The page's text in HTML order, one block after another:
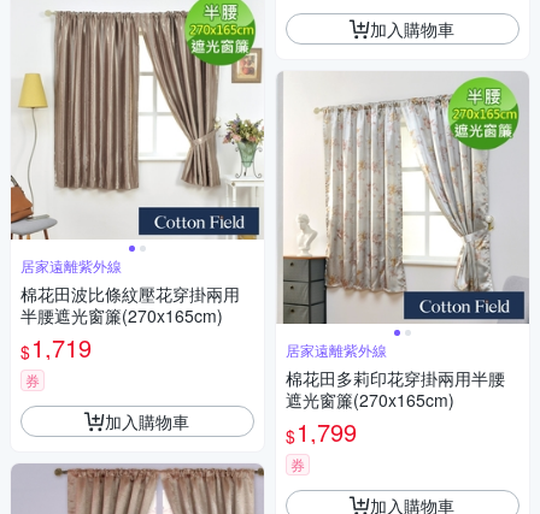
居家遠離紫外線
棉花田波比條紋壓花穿掛兩用
半腰遮光窗簾(270x165cm)
$1,719
券
加入購物車
加入購物車
居家遠離紫外線
棉花田多莉印花穿掛兩用半腰
遮光窗簾(270x165cm)
$1,799
券
加入購物車